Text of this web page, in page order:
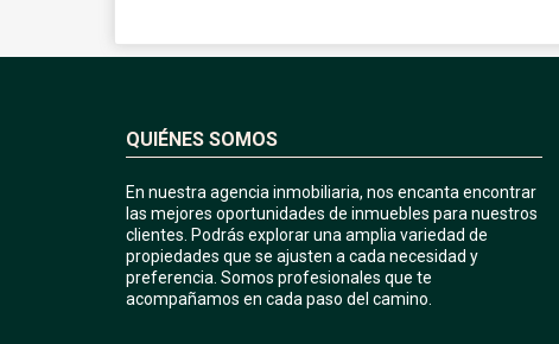
QUIÉNES SOMOS
En nuestra agencia inmobiliaria, nos encanta encontrar
las mejores oportunidades de inmuebles para nuestros
clientes. Podrás explorar una amplia variedad de
propiedades que se ajusten a cada necesidad y
preferencia. Somos profesionales que te
acompañamos en cada paso del camino.